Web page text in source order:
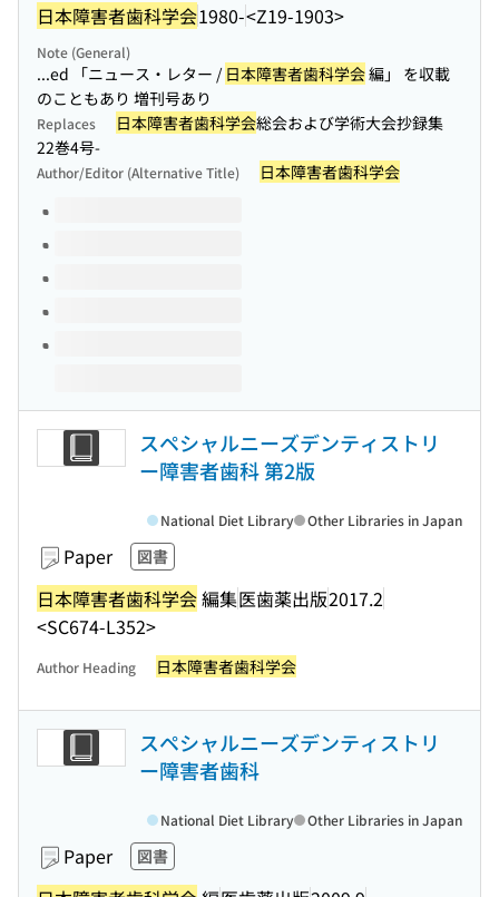
日本障害者歯科学会1980-<Z19-1903>
Note (General)
...ed 「ニュース・レター / 日本障害者歯科学会編」 を収載
のこともあり 増刊号あり
Replaces 日本障害者歯科学会総会および学術大会抄録集
22巻4号-
Author/Editor (Alternative Title) 日本障害者歯科学会
Volumes of this title
スペシャルニーズデンティストリ
ー障害者歯科 第2版
Paper 図書
日本障害者歯科学会編集医歯薬出版2017.2
<SC674-L352>
National Diet Library Other Libraries in Japan
Author Heading 日本障害者歯科学会
スペシャルニーズデンティストリ
ー障害者歯科
Paper 図書
National Diet Library Other Libraries in Japan